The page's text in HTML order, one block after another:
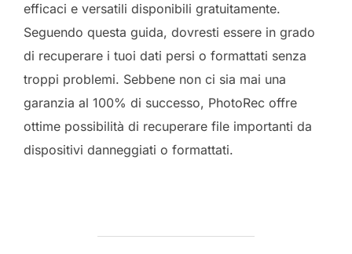
efficaci e versatili disponibili gratuitamente.
Seguendo questa guida, dovresti essere in grado
di recuperare i tuoi dati persi o formattati senza
troppi problemi. Sebbene non ci sia mai una
garanzia al 100% di successo, PhotoRec offre
ottime possibilità di recuperare file importanti da
dispositivi danneggiati o formattati.